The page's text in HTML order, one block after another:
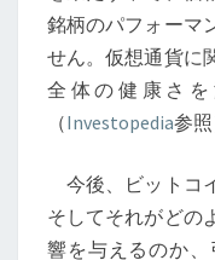
銘柄のパフォーマ
せん。仮想通貨に
全体の健康さ
（Investopedia参照
今後、ビットコ
そしてそれがどの
響を与えるのか